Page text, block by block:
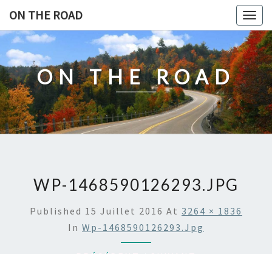
content
ON THE ROAD
ON THE ROAD
WP-1468590126293.JPG
Published 15 Juillet 2016 At 3264 × 1836
In Wp-1468590126293.jpg